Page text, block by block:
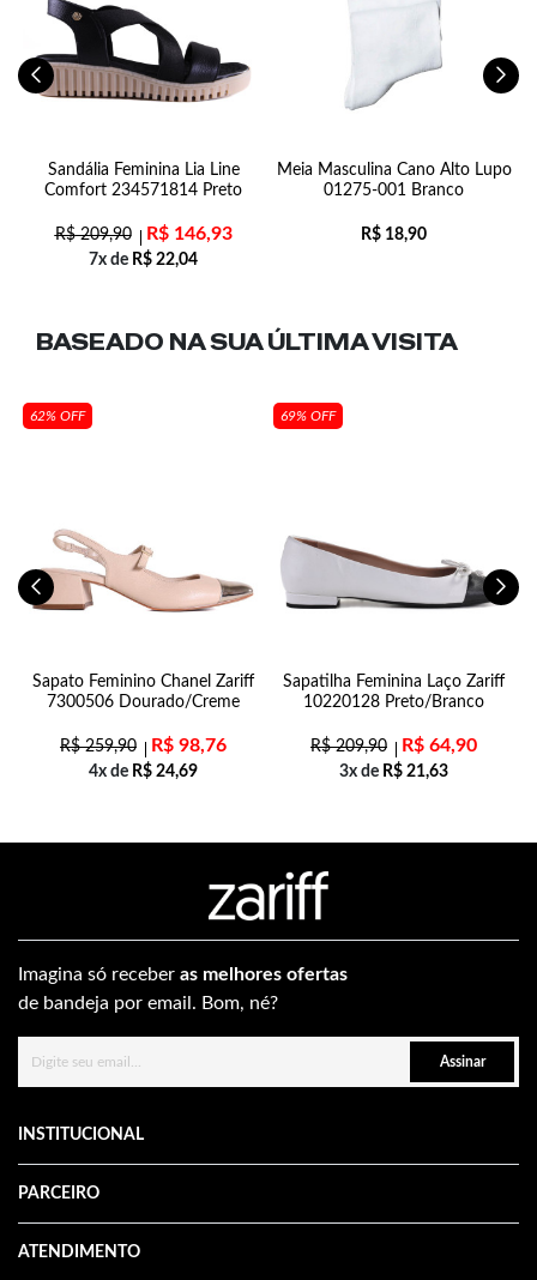
Sandália Feminina Lia Line
Comfort 234571814 Preto
R$209,90 R$146,93
7x de R$ 22,04
Meia Masculina Cano Alto Lupo
01275-001 Branco
R$ 18,90
BASEADO NA SUAÚLTIMA VISITA
62% OFF
Sapato Feminino Chanel Zariff
7300506 Dourado/Creme
R$259,90 R$ 98,76
4x de R$ 24,69
69% OFF
Sapatilha Feminina Laço Zariff
10220128 Preto/Branco
R$209,90 R$ 64,90
3x de R$ 21,63
Imagina só receber as melhores ofertas
de bandeja por email. Bom, né?
Assinar
INSTITUCIONAL
PARCEIRO
ATENDIMENTO